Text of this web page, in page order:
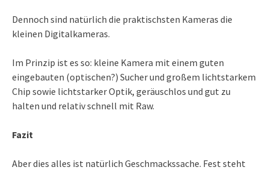
Dennoch sind natürlich die praktischsten Kameras die
kleinen Digitalkameras.
Im Prinzip ist es so: kleine Kamera mit einem guten
eingebauten (optischen?) Sucher und großem lichtstarkem
Chip sowie lichtstarker Optik, geräuschlos und gut zu
halten und relativ schnell mit Raw.
Fazit
Aber dies alles ist natürlich Geschmackssache. Fest steht